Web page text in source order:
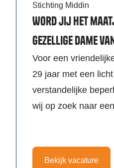
Stichting Middin
Word jij het
gezellige dame
Voor een
29 jaar met een licht
verstandelijke
wij op zoek naar
Bekijk vacature